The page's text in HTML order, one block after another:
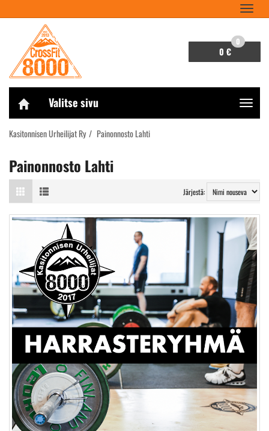
0 €
0
Valitse sivu
Kasitonnisen Urheilijat Ry Painonnosto Lahti
Painonnosto Lahti
Järjestä: